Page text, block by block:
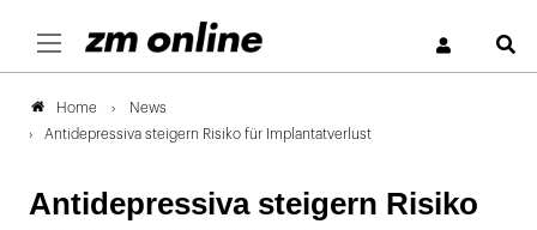
Home
News
Antidepressiva steigern Risiko für Implantatverlust
Antidepressiva steigern Risiko